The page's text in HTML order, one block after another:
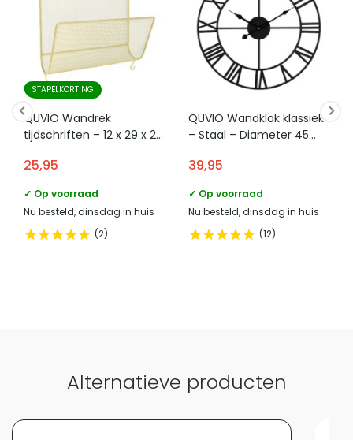
STAPELKORTING
QUVIO Wandrek
tijdschriften – 12 x 29 x 26
25,95
✓ Op voorraad
Nu besteld, dinsdag in huis
2
QUVIO Wandklok klassiek
– Staal – Diameter 45
39,95
✓ Op voorraad
Nu besteld, dinsdag in huis
12
Alternatieve producten